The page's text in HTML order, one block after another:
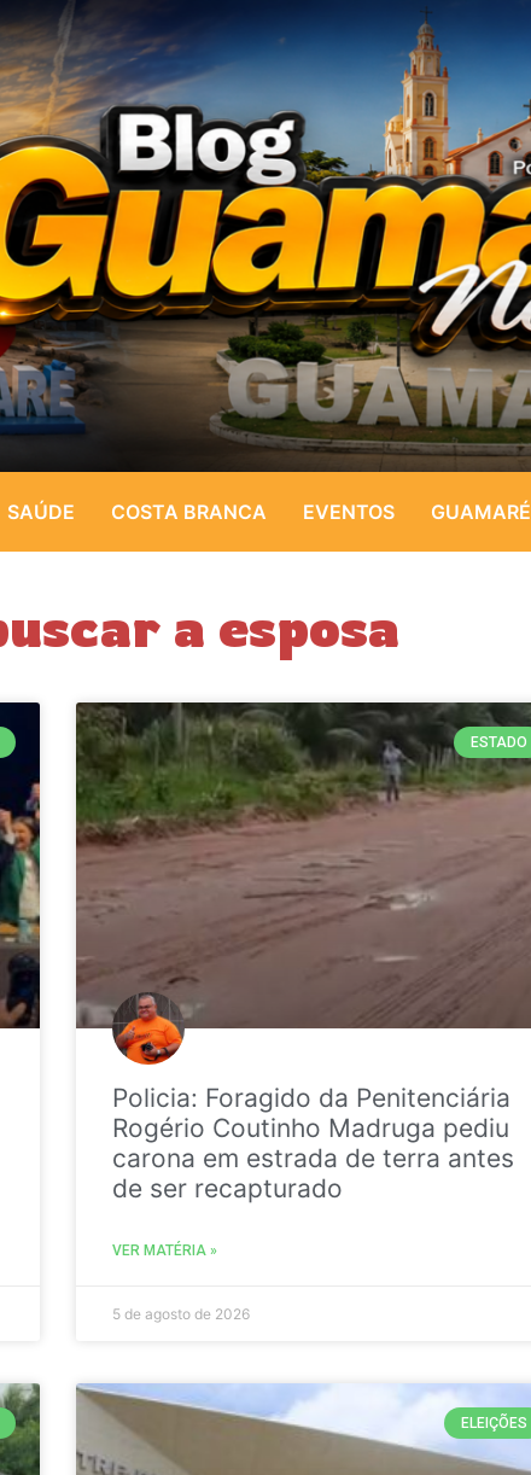
SAÚDE COSTA BRANCA EVENTOS GUAMARÉ
a esposa
ESTADO
Policia: Foragido da Penitenciária
Rogério Coutinho Madruga pediu
carona em estrada de terra antes
de ser recapturado
VER MATÉRIA »
5 de agosto de 2026
ELEIÇÕES